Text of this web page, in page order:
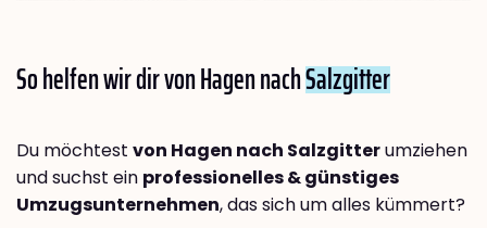
So helfen wir dir von Hagen nachSalzgitter
Du möchtest von Hagen nach Salzgitterumziehen
und suchst ein professionelles & günstiges
Umzugsunternehmen, das sich um alles kümmert?